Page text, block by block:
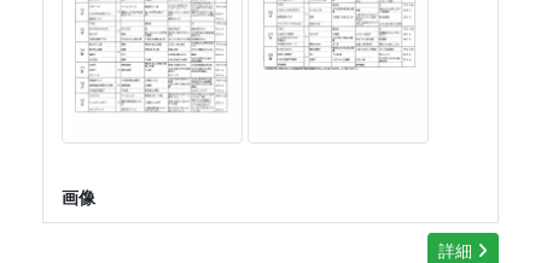
画像
詳細